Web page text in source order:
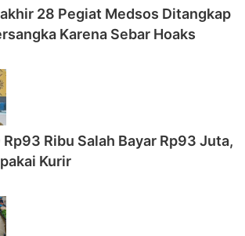
28 Pegiat Medsos Ditangkap
Karena Sebar Hoaks
Rp93 Ribu Salah Bayar Rp93 Juta,
Kurir